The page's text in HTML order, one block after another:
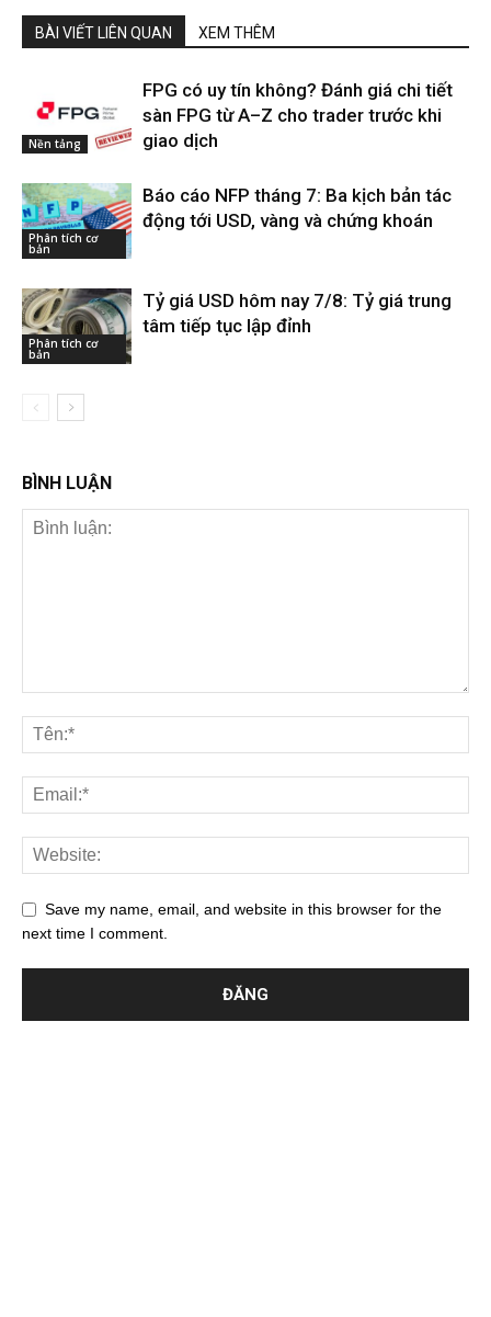
BÀI VIẾT LIÊN QUAN XEM THÊM
Nền tảng
FPG có uy tín không? Đánh giá chi tiết
sàn FPG từ A–Z cho trader trước khi
giao dịch
Phân tích cơ
bản
Báo cáo NFP tháng 7: Ba kịch bản tác
động tới USD, vàng và chứng khoán
Phân tích cơ
bản
Tỷ giá USD hôm nay 7/8: Tỷ giá trung
tâm tiếp tục lập đỉnh
BÌNH LUẬN
Save my name, email, and website in this browser for the
next time I comment.